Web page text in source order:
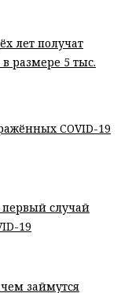
лет получат
размере 5 тыс.
COVID-19
случай
19
займутся